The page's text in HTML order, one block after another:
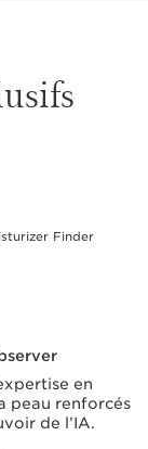
en
peau renforcés
de l’IA.